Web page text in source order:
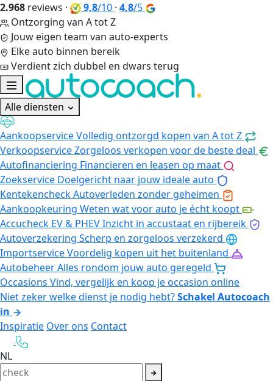
2.968 reviews · 9,8/10 · 4,8/5
Ontzorging van A tot Z
Jouw eigen team van auto-experts
Elke auto binnen bereik
Verdient zich dubbel en dwars terug
Alle diensten
AankoopserviceVolledig ontzorgd kopen van A tot Z
VerkoopserviceZorgeloos verkopen voor de beste deal
Autofinanciering Financieren en leasen op maat
Zoekservice Doelgericht naar jouw ideale auto
KentekencheckAutoverleden zonder geheimen
Aankoopkeuring Weten wat voor auto je écht koopt
Accucheck EV & PHEVInzicht in accustaat en rijbereik
Autoverzekering Scherp en zorgeloos verzekerd
ImportserviceVoordelig kopen uit het buitenland
AutobeheerAlles rondom jouw auto geregeld
Occasions Vind, vergelijk en koop je occasion online
Niet zeker welke dienst je nodig hebt?Schakel Autocoach
in
Inspiratie Over ons Contact
NL